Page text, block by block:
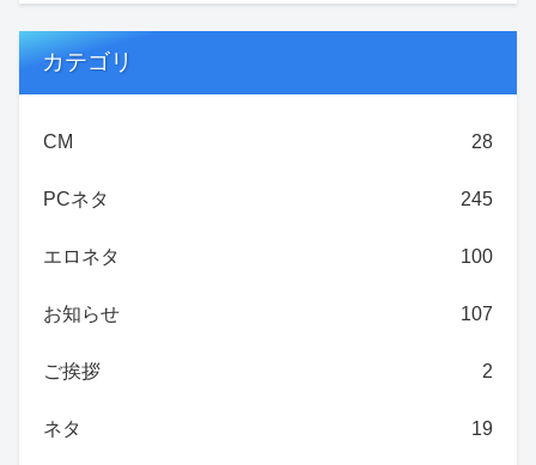
カテゴリ
CM 28
PCネタ 245
エロネタ 100
お知らせ 107
ご挨拶 2
ネタ 19